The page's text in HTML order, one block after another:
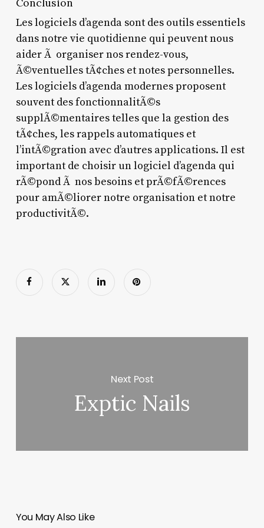
Les logiciels d’agenda sont des outils essentiels
dans notre vie quotidienne qui peuvent nous
aider Ã organiser nos rendez-vous,
Ã©ventuelles tÃ¢ches et notes personnelles.
Les logiciels d’agenda modernes proposent
souvent des fonctionnalitÃ©s
supplÃ©mentaires telles que la gestion des
tÃ¢ches, les rappels automatiques et
l’intÃ©gration avec d’autres applications. Il est
important de choisir un logiciel d’agenda qui
rÃ©pond Ã nos besoins et prÃ©fÃ©rences
pour amÃ©liorer notre organisation et notre
productivitÃ©.
Next Post
Exptic Nails
You May Also Like